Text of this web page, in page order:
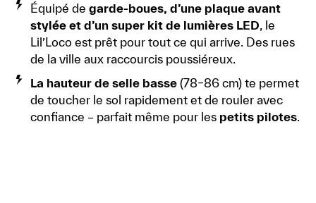
Équipé de garde-boues, d’une plaque avant
stylée et d’un super kit de lumières LED, le
Lil’Loco est prêt pour tout ce qui arrive. Des rues
de la ville aux raccourcis poussiéreux.
La hauteur de selle basse(78–86 cm) te permet
de toucher le sol rapidement et de rouler avec
confiance – parfait même pour les petits pilotes.